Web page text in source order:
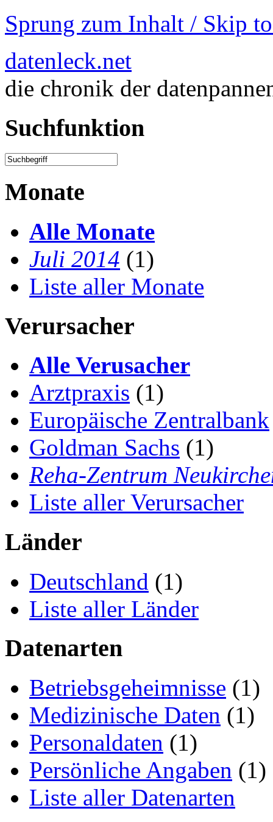
Sprung zum Inhalt / Skip
datenleck.net
die chronik der
Suchfunktion
Monate
Alle Monate
Juli 2014 (1)
Liste aller Monate
Verursacher
Alle Verusacher
Arztpraxis (1)
Europäische Zentralbank
Goldman Sachs (1)
Reha-Zentrum
Liste aller Verursacher
Länder
Deutschland (1)
Liste aller Länder
Datenarten
Betriebsgeheimnisse (1)
Medizinische Daten (1)
Personaldaten (1)
Persönliche Angaben (1)
Liste aller Datenarten